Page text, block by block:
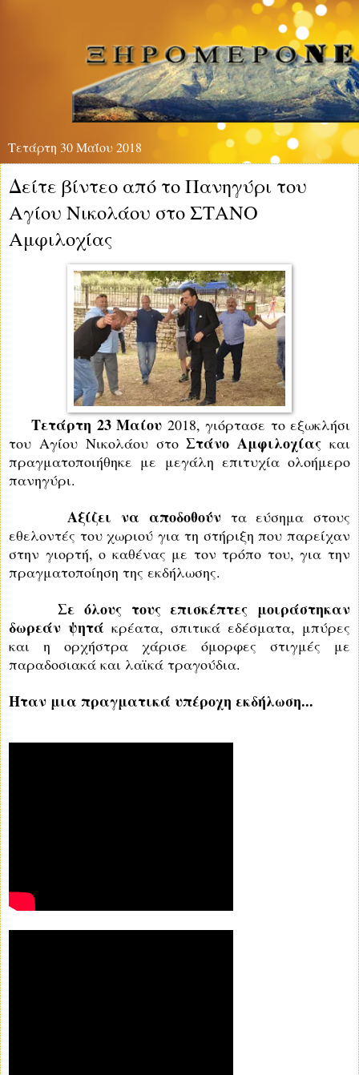
Τετάρτη 30 Μαΐου 2018
Δείτε βίντεο από το Πανηγύρι του
Αγίου Νικολάου στο ΣΤΑΝΟ
Αμφιλοχίας
Τετάρτη 23 Μαίου 2018, γιόρτασε το εξωκλήσι
του Αγίου Νικολάου στοΣτάνο Αμφιλοχίας και
πραγματοποιήθηκε με μεγάλη επιτυχία ολοήμερο
πανηγύρι.
Αξίζει να αποδοθούντα εύσημα στους
εθελοντές του χωριού για τη στήριξη που παρείχαν
στην γιορτή, ο καθένας με τον τρόπο του, για την
πραγματοποίηση της εκδήλωσης.
Σε όλους τους επισκέπτες μοιράστηκαν
δωρεάν ψητά κρέατα, σπιτικά εδέσματα, μπύρες
και η ορχήστρα χάρισε όμορφες στιγμές με
παραδοσιακά και λαϊκά τραγούδια.
Ήταν μια πραγματικά υπέροχη εκδήλωση...